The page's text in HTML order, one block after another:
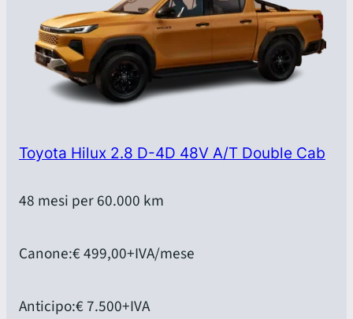
Toyota Hilux 2.8 D-4D 48V A/T Double Cab
48 mesi per 60.000 km
Canone:€ 499,00+IVA/mese
Anticipo:€ 7.500+IVA